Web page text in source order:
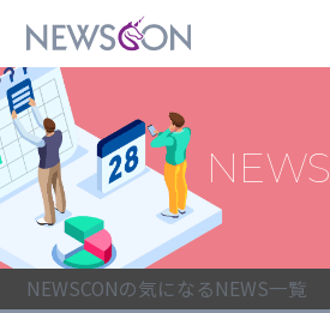
NEWS
NEWSCONの気になるNEWS一覧